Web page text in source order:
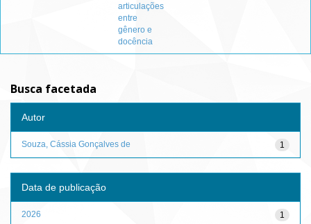
articulações
entre
gênero e
docência
Busca facetada
Autor
1
Souza, Cássia Gonçalves de
Data de publicação
1
2026